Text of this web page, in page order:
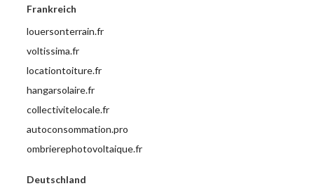
Frankreich
louersonterrain.fr
voltissima.fr
locationtoiture.fr
hangarsolaire.fr
collectivitelocale.fr
autoconsommation.pro
ombrierephotovoltaique.fr
Deutschland